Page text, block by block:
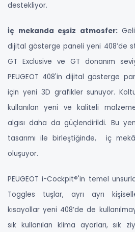
destekliyor.
İç mekanda eşsiz atmosfer:
dijital gösterge paneli yeni 408’de
GT Exclusive ve GT donanım
PEUGEOT 408'in dijital gösterge
için yeni 3D grafikler sunuyor.
kullanılan yeni ve kaliteli
algısı daha da güçlendirildi. Bu
tasarımı ile birleştiğinde, iç
oluşuyor.
PEUGEOT i-Cockpit®'in temel
Toggles tuşlar, ayrı ayrı
kısayollar yeni 408’de de
sık kullanılan klima ayarları, sık